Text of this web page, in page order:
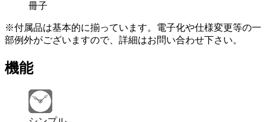
冊子
※付属品は基本的に揃っています。電子化や仕様変更等の一
部例外がございますので、詳細はお問い合わせ下さい。
機能